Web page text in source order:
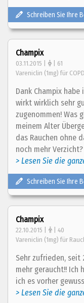
Schreiben Sie Ihre
Champix
03.11.2015 | | 61
Vareniclin (1mg) für COPD
Dank Champix
wirkt wirklich sehr
zugenommen! Was
meinem Alter
das Rauchen ohne
noch mehr
> Lesen Sie die
Schreiben Sie Ihre
Champix
22.10.2015 | | 40
Vareniclin (1mg) für
Sehr zufrieden, seit
mehr geraucht!! Ich
ich es vorher
> Lesen Sie die